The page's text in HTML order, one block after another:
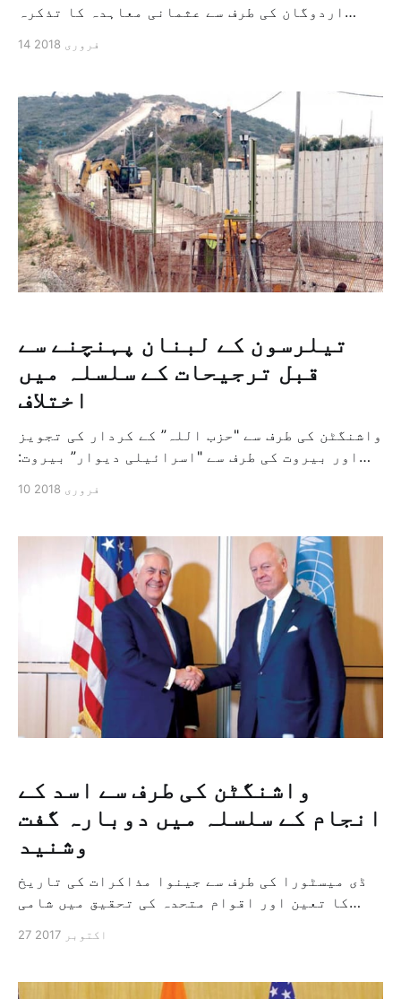
اردوگان کی طرف سے عثمانی معاہدہ کا تذکرہ
ماسكو: {الشرق الاوسط} کل امریکی وزیر خارجہ
متحدہ امریکہ اور اس کے اتحادی شام کی تيس فیصد
زمین اور تیل […]
14 فروری 2018
تیلرسون کے لبنان پہنچنے سے
قبل ترجیحات کے سلسلہ میں
اختلاف
واشنگٹن کی طرف سے "حزب اللہ” کے کردار کی تجویز
اور بیروت کی طرف سے "اسرائیلی دیوار” بيروت:
طرف امریکی وزیر خارجہ ریکس ٹیلرسون کے متوقعہ
فریق کے درمیان ترجیحات کے
10 فروری 2018
واشنگٹن کی طرف سے اسد کے
انجام کے سلسلہ میں دوبارہ گفت
وشنید
ڈی میسٹورا کی طرف سے جینوا مذاکرات کی تاریخ
کا تعین اور اقوام متحدہ کی تحقیق میں شامی
– جنیوا – نیویارک: "الشرق الاوسط” کل امریکی
انجام سے متعلق دوبارہ گفت وشنید کرنے کی […]
27 اکتوبر 2017